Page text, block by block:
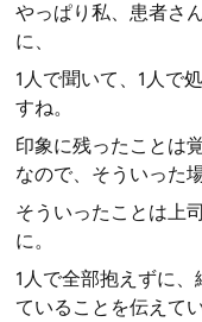
やっぱり私、患者さ
に、
1人で聞いて、1人で
すね。
印象に残ったことは
なので、そういった
そういったことは上
に。
1人で全部抱えずに
ていることを伝えて